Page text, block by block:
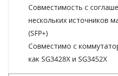
Совместимость с
нескольких источников
(SFP+)
Совместимо с
как SG3428X и SG3452X